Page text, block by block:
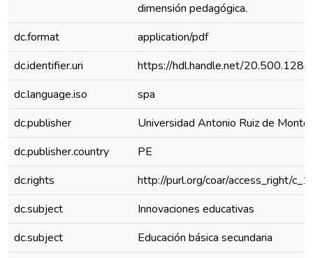
dimensión pedagógica.
dc.format
application/pdf
dc.identifier.uri
https://hdl.handle.net/
dc.language.iso
spa
dc.publisher
Universidad Antonio Ruiz de
dc.publisher.country
PE
dc.rights
http://purl.org/coar/access_right/
dc.subject
Innovaciones educativas
dc.subject
Educación básica secundaria